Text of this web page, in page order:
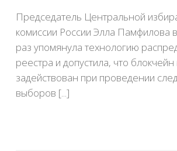
Председатель Центральной
комиссии России Элла Памфилова
раз упомянула технологию
реестра и допустила, что
задействован при проведении
выборов [...]